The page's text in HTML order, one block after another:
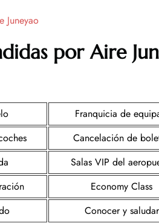
Juneyao
por Aire
Franquicia de
Cancelación de
Salas VIP del
Economy Class
Conocer y saludar